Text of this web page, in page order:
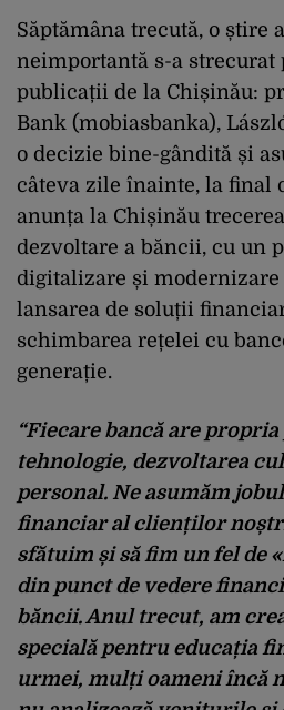
Săptămâna trecută, o știre
neimportantă s-a strecurat
publicații de la Chișinău:
Bank (mobiasbanka),
o decizie bine-gândită și
câteva zile înainte, la final
anunța la Chișinău
dezvoltare a băncii, cu un
digitalizare și
lansarea de soluții
schimbarea rețelei cu
generație.
“Fiecare bancă are
tehnologie, dezvoltarea
personal. Ne asumăm
financiar al clienților
sfătuim și să fim un fel de
din punct de vedere
băncii. Anul trecut, am
specială pentru educația
urmei, mulți oameni încă